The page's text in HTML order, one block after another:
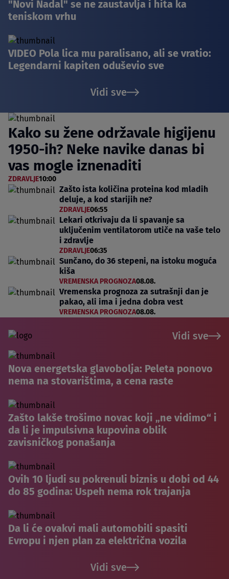
"Novi Nadal" se ne zaustavlja i hita ka
teniskom vrhu
VIDEO Pola lica mu paralisano, ali se vratio:
Legendarni kapiten oduševio sve
Vidi sve
Kako su žene održavale higijenu
1950-ih? Neke navike danas bi
vas mogle iznenaditi
ZDRAVLJE10:00
Zašto ista količina proteina kod mladih
deluje, a kod starijih ne?
ZDRAVLJE06:55
Lekari otkrivaju da li spavanje sa
uključenim ventilatorom utiče na vaše telo
i zdravlje
ZDRAVLJE06:35
Sunčano, do 36 stepeni, na istoku moguća
kiša
VREMENSKA PROGNOZA08.08.
Vremenska prognoza za sutrašnji dan je
pakao, ali ima i jedna dobra vest
VREMENSKA PROGNOZA08.08.
Vidi sve
Nova energetska glavobolja: Peleta ponovo
nema na stovarištima, a cena raste
Zašto lakše trošimo novac koji „ne vidimo“ i
da li je impulsivna kupovina oblik
zavisničkog ponašanja
Ovih 10 ljudi su pokrenuli biznis u dobi od 44
do 85 godina: Uspeh nema rok trajanja
Da li će ovakvi mali automobili spasiti
Evropu i njen plan za električna vozila
Vidi sve